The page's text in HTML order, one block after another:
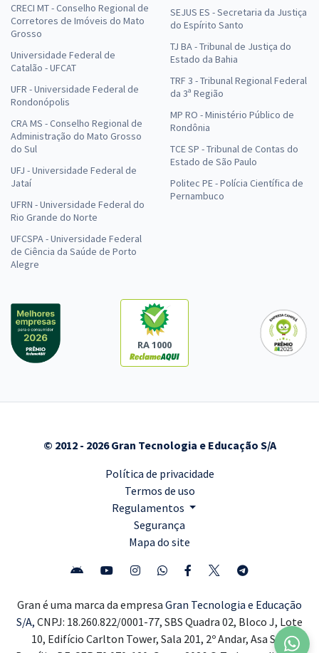
CRECI MT - Conselho Regional de
Corretores de Imóveis do Mato
Grosso
Universidade Federal de
Catalão - UFCAT
UFR - Universidade Federal de
Rondonópolis
CRA MS - Conselho Regional de
Administração do Mato Grosso
do Sul
UFJ - Universidade Federal de
Jataí
UFRN - Universidade Federal do
Rio Grande do Norte
UFCSPA - Universidade Federal
de Ciência da Saúde de Porto
Alegre
SEJUS ES - Secretaria da Justiça
do Espírito Santo
TJ BA - Tribunal de Justiça do
Estado da Bahia
TRF 3 - Tribunal Regional Federal
da 3ª Região
MP RO - Ministério Público de
Rondônia
TCE SP - Tribunal de Contas do
Estado de São Paulo
Politec PE - Polícia Científica de
Pernambuco
RA 1000
© 2012 - 2026 Gran Tecnologia e Educação S/A
Política de privacidade
Termos de uso
Regulamentos
Segurança
Mapa do site
Gran é uma marca da empresa Gran Tecnologia e Educação
S/A, CNPJ: 18.260.822/0001-77, SBS Quadra 02, Bloco J, Lote
10, Edifício Carlton Tower, Sala 201, 2º Andar, Asa Sul,